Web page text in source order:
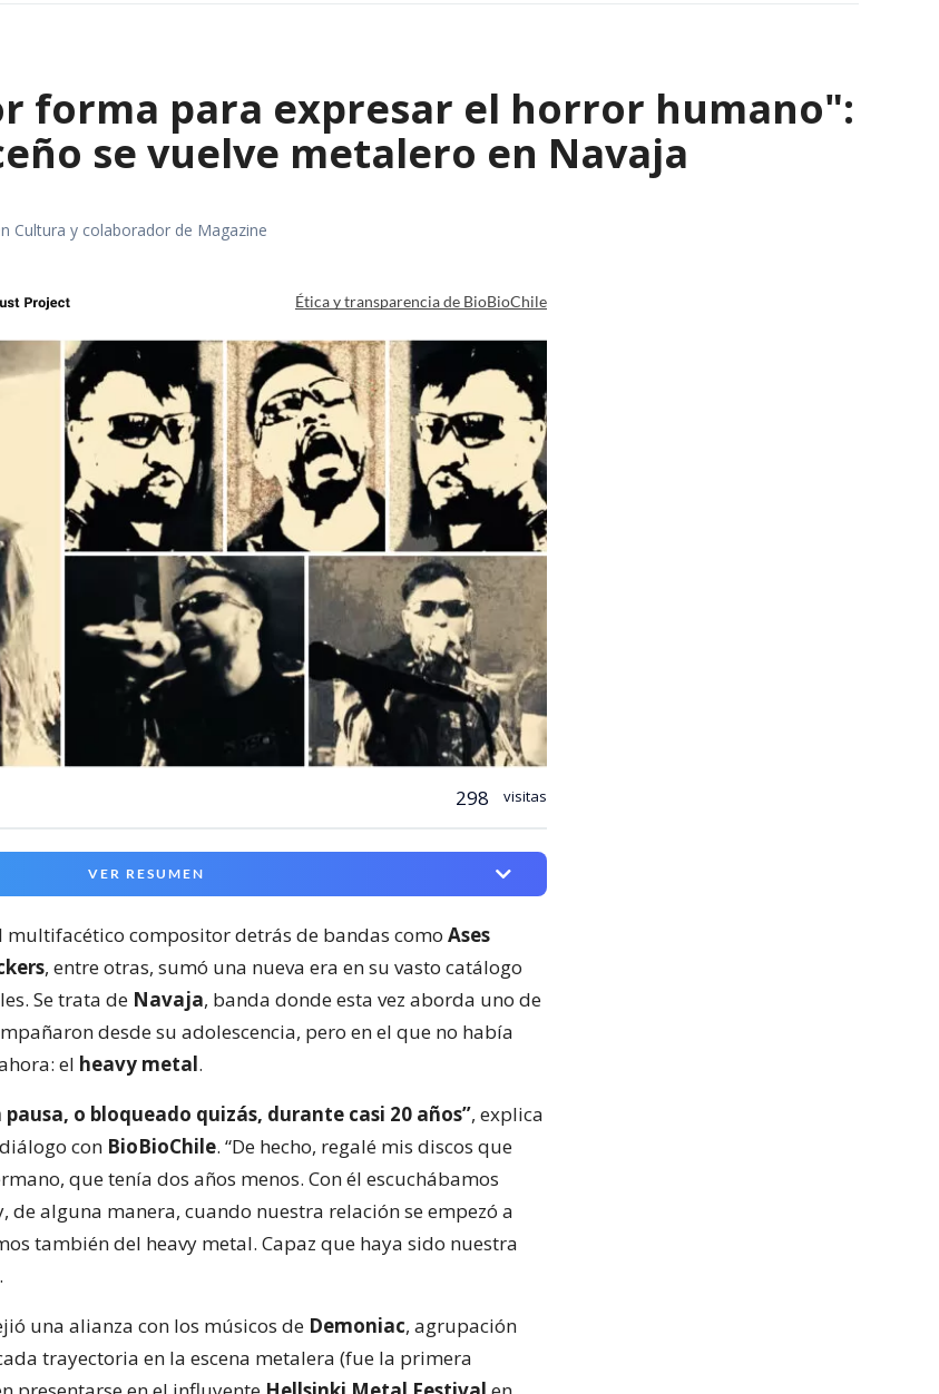
forma para expresar el horror humano":
se vuelve metalero en Navaja
Cultura y colaborador de Magazine
Ética y transparencia de BioBioChile
298 visitas
VER RESUMEN
multifacético compositor detrás de bandas como Ases
, entre otras, sumó una nueva era en su vasto catálogo
Se trata de Navaja, banda donde esta vez aborda uno de
desde su adolescencia, pero en el que no había
el heavy metal.
o bloqueado quizás, durante casi 20 años”, explica
con BioBioChile. “De hecho, regalé mis discos que
que tenía dos años menos. Con él escuchábamos
de alguna manera, cuando nuestra relación se empezó a
también del heavy metal. Capaz que haya sido nuestra
una alianza con los músicos de Demoniac, agrupación
trayectoria en la escena metalera (fue la primera